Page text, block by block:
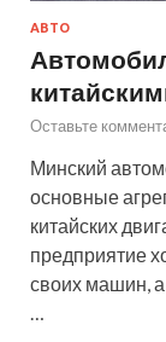
АВТО
Оставьте
Минский
основные
китайских
предприятие
своих машин, а